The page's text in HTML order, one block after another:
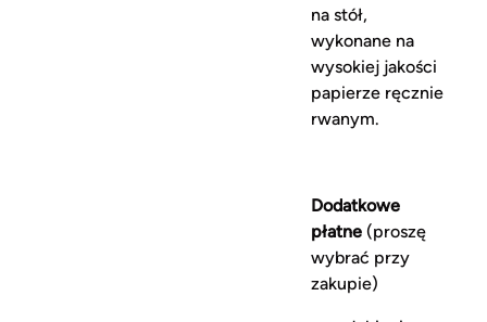
na stół,
wykonane na
wysokiej jakości
papierze ręcznie
rwanym.
Dodatkowe
płatne (proszę
wybrać przy
zakupie)